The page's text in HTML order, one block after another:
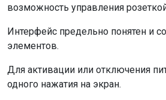
возможность управления
Интерфейс предельно понятен и
элементов.
Для активации или отключения
одного нажатия на экран.